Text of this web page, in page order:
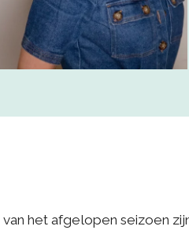
van het afgelopen seizoen